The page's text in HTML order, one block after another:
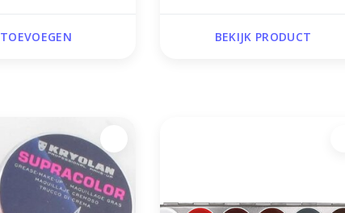
TOEVOEGEN BEKIJK PRODUCT